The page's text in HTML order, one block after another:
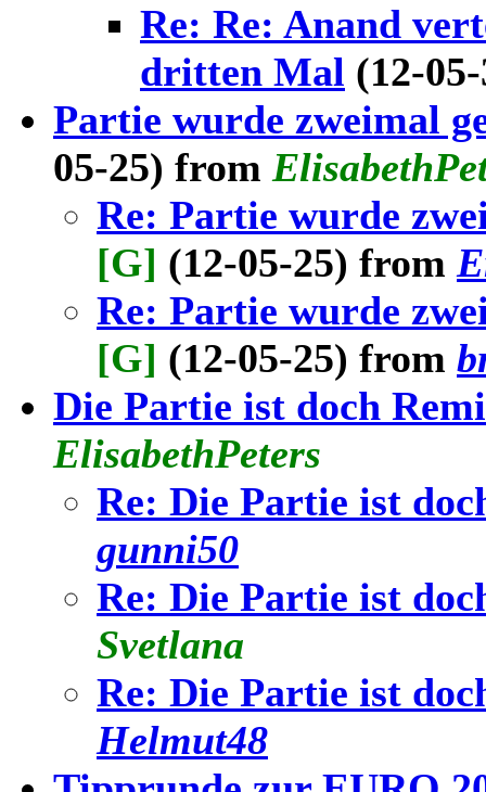
Re: Re: Anand
dritten Mal (12-
Partie wurde zweimal
05-25) from
Re: Partie wurde
[G] (12-05-25) from
Re: Partie wurde
[G] (12-05-25) from
Die Partie ist doch
ElisabethPeters
Re: Die Partie ist
gunni50
Re: Die Partie ist
Svetlana
Re: Die Partie ist
Helmut48